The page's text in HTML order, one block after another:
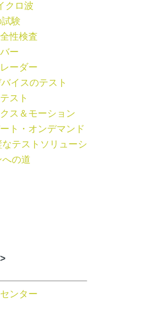
クロ波
験
性検査
ー
ーダー
イスのテスト
スト
ス＆モーション
ト・オンデマンド
なテストソリューシ
への道
ンター